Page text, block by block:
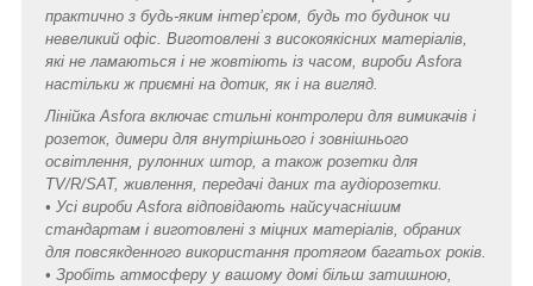
практично з будь-яким інтер’єром, будь то будинок чи
невеликий офіс. Виготовлені з високоякісних матеріалів,
які не ламаються і не жовтіють із часом, вироби Asfora
настільки ж приємні на дотик, як і на вигляд.
Лінійка Asfora включає стильні контролери для вимикачів і
розеток, димери для внутрішнього і зовнішнього
освітлення, рулонних штор, а також розетки для
TV/R/SAT, живлення, передачі даних та аудіорозетки.
• Усі вироби Asfora відповідають найсучаснішим
стандартам і виготовлені з міцних матеріалів, обраних
для повсякденного використання протягом багатьох років.
• Зробіть атмосферу у вашому домі більш затишною,